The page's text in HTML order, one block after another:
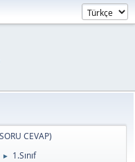
CEVAP)
► 1.Sınıf